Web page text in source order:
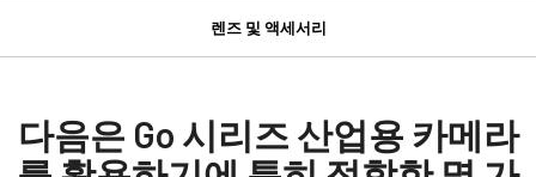
타입
Datasheet - GO-2401-PGE-1
렌즈 및 액세서리
GPIO 및 전원 6핀 입출력 암 커넥터 및 플라잉 리드 케이블.
다음은 Go 시리즈 산업용 카메라